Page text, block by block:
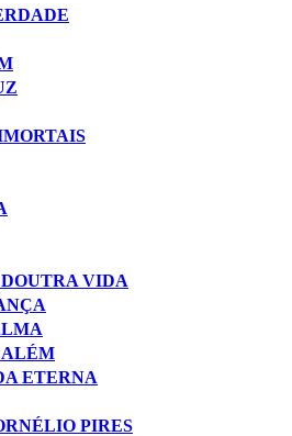
VIDA
ALÉM
ETERNA
PIRES